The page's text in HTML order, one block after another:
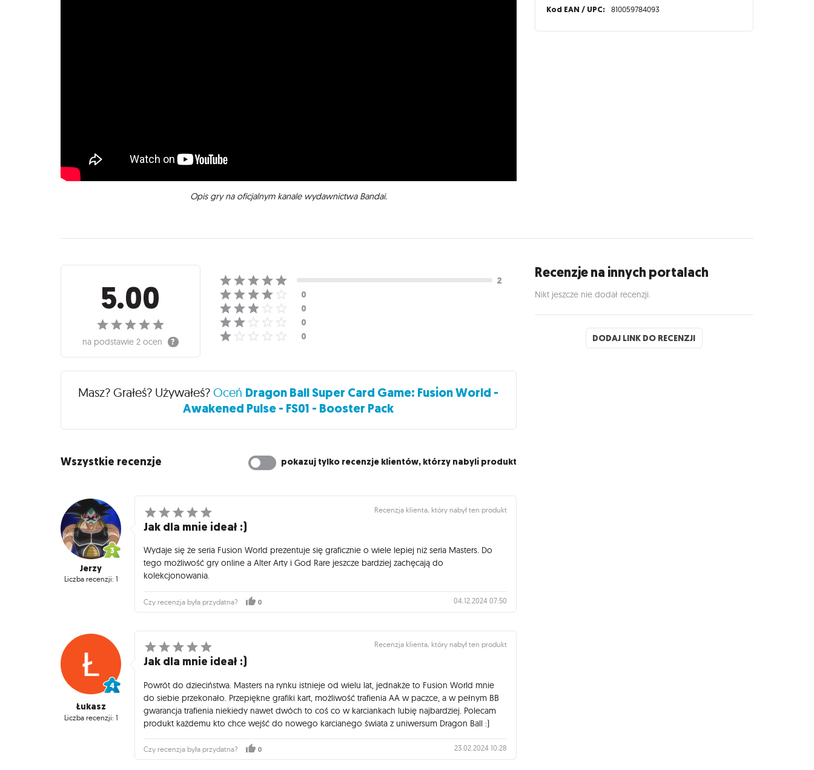
Opis gry na oficjalnym kanale wydawnictwa Bandai.
Kod EAN / UPC: 810059784093
Recenzje
5.00
na podstawie2 ocen
Masz? Grałeś? Używałeś?Oceń Dragon Ball Super Card Game: Fusion World -
Awakened Pulse - FS01 - Booster Pack
Wszystkie recenzje pokazuj tylko recenzje klientów, którzy nabyli produkt
Jerzy
Liczba recenzji: 1
Recenzja klienta, który nabył ten produkt
Jak dla mnie ideał :)
Wydaje się że seria Fusion World prezentuje się graficznie o wiele lepiej niż seria Masters. Do
tego możliwość gry online a Alter Arty i God Rare jeszcze bardziej zachęcają do
kolekcjonowania.
Czy recenzja była przydatna? 0 04.12.2024 07:50
Łukasz
Liczba recenzji: 1
Recenzja klienta, który nabył ten produkt
Jak dla mnie ideał :)
Powrót do dzieciństwa. Masters na rynku istnieje od wielu lat, jednakże to Fusion World mnie
do siebie przekonało. Przepiękne grafiki kart, możliwość trafienia AA w paczce, a w pełnym BB
gwarancja trafienia niekiedy nawet dwóch to coś co w karciankach lubię najbardziej. Polecam
produkt każdemu kto chce wejść do nowego karcianego świata z uniwersum Dragon Ball :)
Czy recenzja była przydatna? 0 23.02.2024 10:28
Recenzje na innych portalach
Nikt jeszcze nie dodał recenzji.
DODAJ LINK DO RECENZJI